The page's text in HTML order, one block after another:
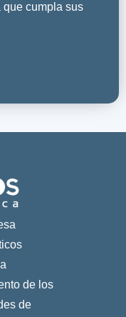
que cumpla sus
de los
de